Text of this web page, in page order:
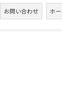
お問い合わせ ホ